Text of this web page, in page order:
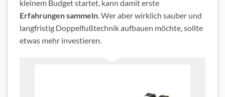
kleinem Budget startet, kann damit erste
Erfahrungensammeln. Wer aber wirklich sauber und
langfristig Doppelfußtechnik aufbauen möchte, sollte
etwas mehr investieren.